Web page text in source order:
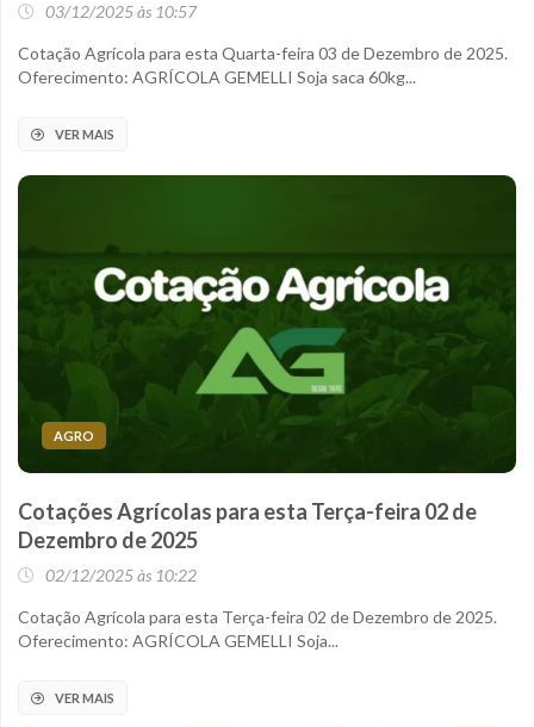
03/12/2025 às 10:57
Cotação Agrícola para esta Quarta-feira 03 de Dezembro de 2025.
Oferecimento: AGRÍCOLA GEMELLI Soja saca 60kg...
VER MAIS
AGRO
Cotações Agrícolas para esta Terça-feira 02 de
Dezembro de 2025
02/12/2025 às 10:22
Cotação Agrícola para esta Terça-feira 02 de Dezembro de 2025.
Oferecimento: AGRÍCOLA GEMELLI Soja...
VER MAIS